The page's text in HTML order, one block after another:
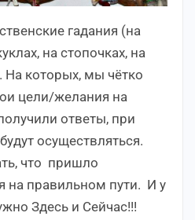
гадания (на
на стопочках, на
На которых, мы чётко
цели/желания на
ответы, при
осуществляться.
что пришло
на правильном пути. И у
Здесь и Сейчас!!!